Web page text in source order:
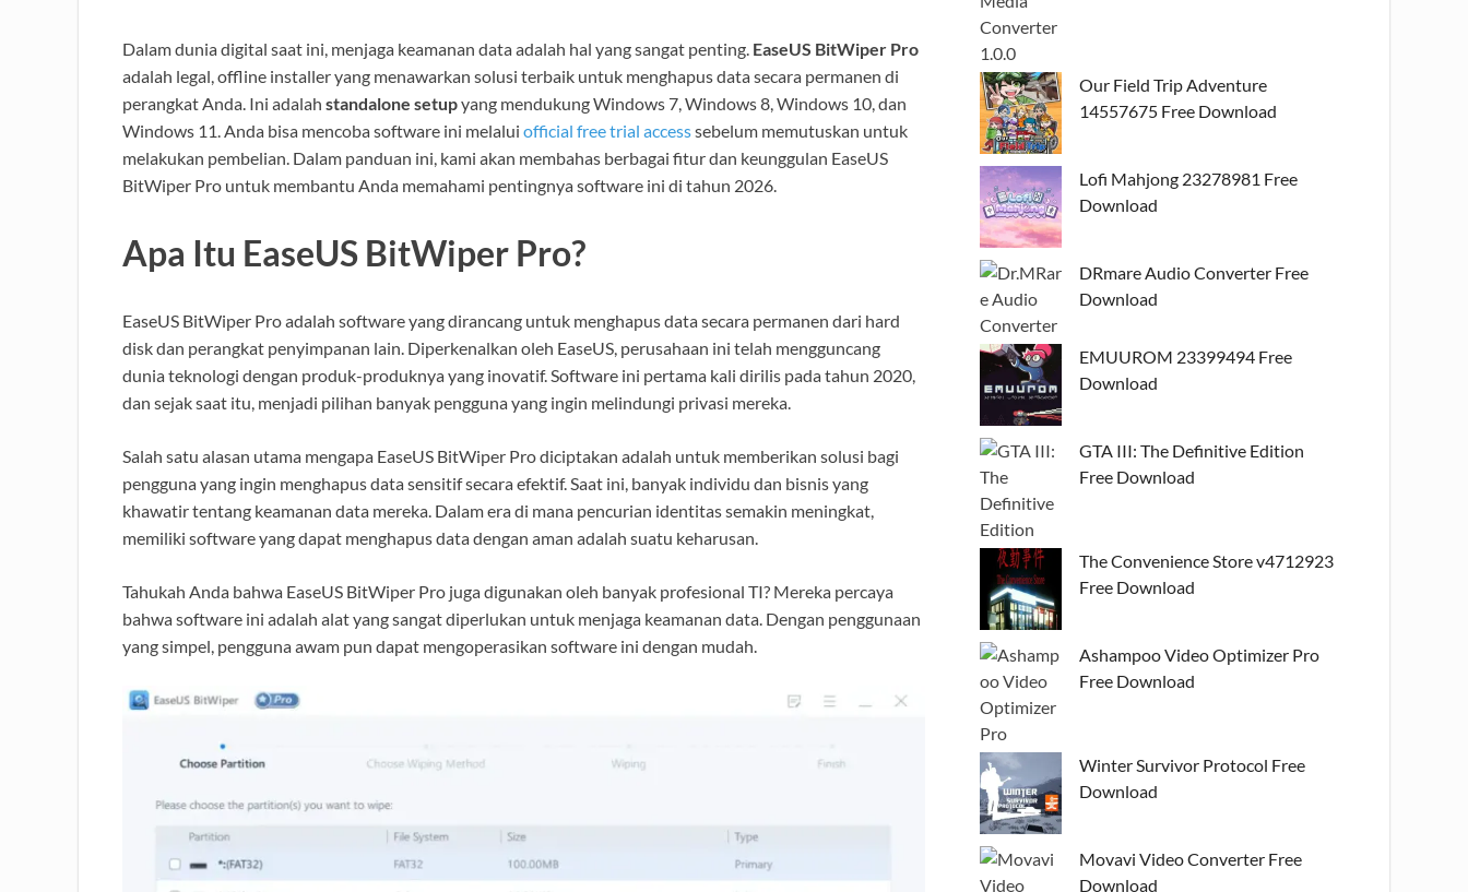
Dalam dunia digital saat ini, menjaga keamanan data adalah hal yang sangat penting. EaseUS BitWiper Pro
adalah legal, offline installer yang menawarkan solusi terbaik untuk menghapus data secara permanen di
perangkat Anda. Ini adalah standalone setupyang mendukung Windows 7, Windows 8, Windows 10, dan
Windows 11. Anda bisa mencoba software ini melalui official free trial accesssebelum memutuskan untuk
melakukan pembelian. Dalam panduan ini, kami akan membahas berbagai fitur dan keunggulan EaseUS
BitWiper Pro untuk membantu Anda memahami pentingnya software ini di tahun 2026.
Apa Itu EaseUS BitWiper Pro?
EaseUS BitWiper Pro adalah software yang dirancang untuk menghapus data secara permanen dari hard
disk dan perangkat penyimpanan lain. Diperkenalkan oleh EaseUS, perusahaan ini telah mengguncang
dunia teknologi dengan produk-produknya yang inovatif. Software ini pertama kali dirilis pada tahun 2020,
dan sejak saat itu, menjadi pilihan banyak pengguna yang ingin melindungi privasi mereka.
Salah satu alasan utama mengapa EaseUS BitWiper Pro diciptakan adalah untuk memberikan solusi bagi
pengguna yang ingin menghapus data sensitif secara efektif. Saat ini, banyak individu dan bisnis yang
khawatir tentang keamanan data mereka. Dalam era di mana pencurian identitas semakin meningkat,
memiliki software yang dapat menghapus data dengan aman adalah suatu keharusan.
Tahukah Anda bahwa EaseUS BitWiper Pro juga digunakan oleh banyak profesional TI? Mereka percaya
bahwa software ini adalah alat yang sangat diperlukan untuk menjaga keamanan data. Dengan penggunaan
yang simpel, pengguna awam pun dapat mengoperasikan software ini dengan mudah.
Our Field Trip Adventure
14557675 Free Download
Lofi Mahjong 23278981 Free
Download
DRmare Audio Converter Free
Download
EMUUROM 23399494 Free
Download
GTA III: The Definitive Edition
Free Download
The Convenience Store v4712923
Free Download
Ashampoo Video Optimizer Pro
Free Download
Winter Survivor Protocol Free
Download
Movavi Video Converter Free
Download